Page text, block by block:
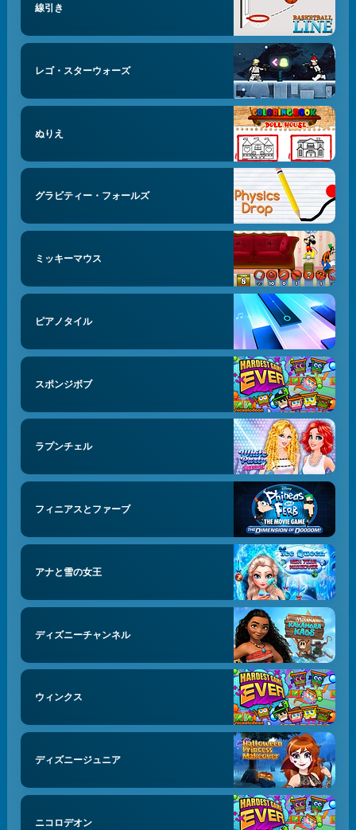
線引き
レゴ・スターウォーズ
ぬりえ
グラビティー・フォールズ
ミッキーマウス
ピアノタイル
スポンジボブ
ラプンチェル
フィニアスとファーブ
アナと雪の女王
ディズニーチャンネル
ウィンクス
ディズニージュニア
ニコロデオン